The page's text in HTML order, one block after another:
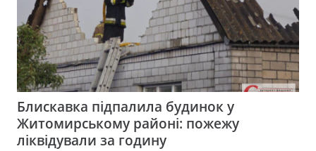
Блискавка підпалила будинок у
Житомирському районі: пожежу
ліквідували за годину